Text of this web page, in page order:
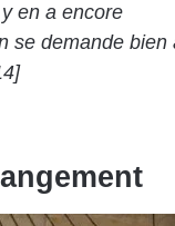
en a encore
se demande bien